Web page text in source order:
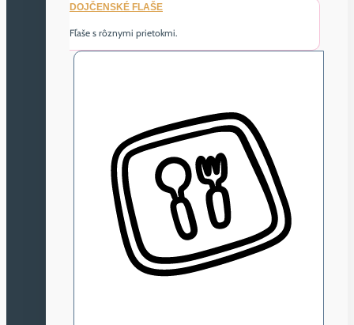
DOJČENSKÉ FLAŠE
Fľaše s rôznymi prietokmi.